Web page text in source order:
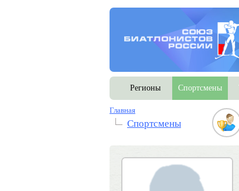
Регионы Спортсмены
Главная
Спортсмены